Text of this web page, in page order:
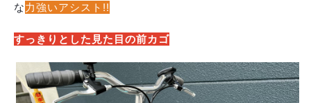
な力強いアシスト!!
すっきりとした見た目の前カゴ